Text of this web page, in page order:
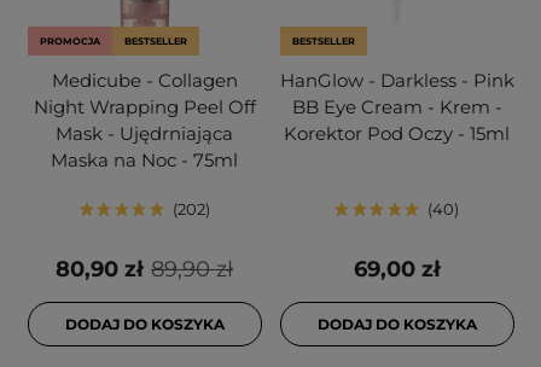
PROMOCJA BESTSELLER
Medicube - Collagen
Night Wrapping Peel Off
Mask - Ujędrniająca
Maska na Noc - 75ml
202
89,90 zł
80,90 zł
DODAJ DO KOSZYKA
BESTSELLER
HanGlow - Darkless - Pink
BB Eye Cream - Krem -
Korektor Pod Oczy - 15ml
40
69,00 zł
DODAJ DO KOSZYKA